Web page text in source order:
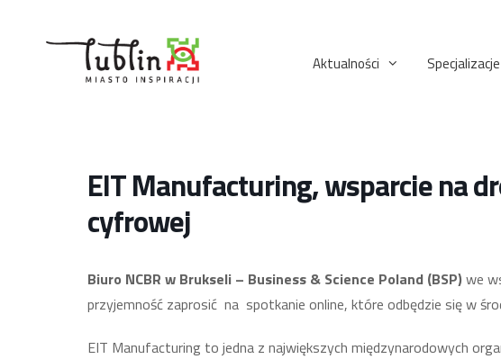
Aktualności
EIT Manufacturing, wsparcie na
cyfrowej
Biuro NCBR w Brukseli – Business & Science Poland (BSP) we
przyjemność zaprosić na spotkanie online, które odbędzie się w
EIT Manufacturing to jedna z największych międzynarodowych